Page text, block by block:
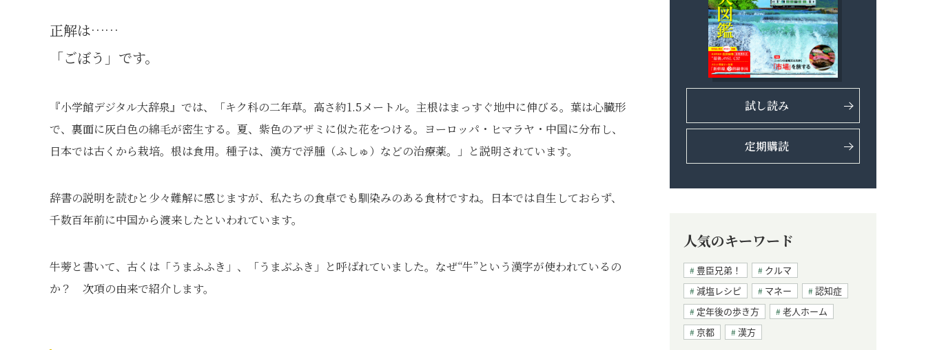
正解は……
「ごぼう」です。
『小学館デジタル大辞泉』では、「キク科の二年草。高さ約1.5メートル。主根はまっすぐ地中に伸びる。葉は心臓形
で、裏面に灰白色の綿毛が密生する。夏、紫色のアザミに似た花をつける。ヨーロッパ・ヒマラヤ・中国に分布し、
日本では古くから栽培。根は食用。種子は、漢方で浮腫（ふしゅ）などの治療薬。」と説明されています。
辞書の説明を読むと少々難解に感じますが、私たちの食卓でも馴染みのある食材ですね。日本では自生しておらず、
千数百年前に中国から渡来したといわれています。
牛蒡と書いて、古くは「うまふふき」、「うまぶふき」と呼ばれていました。なぜ“牛”という漢字が使われているの
か？ 次項の由来で紹介します。
試し読み
定期購読
人気のキーワード
豊臣兄弟！
クルマ
減塩レシピ
マネー
認知症
定年後の歩き方
老人ホーム
京都
漢方